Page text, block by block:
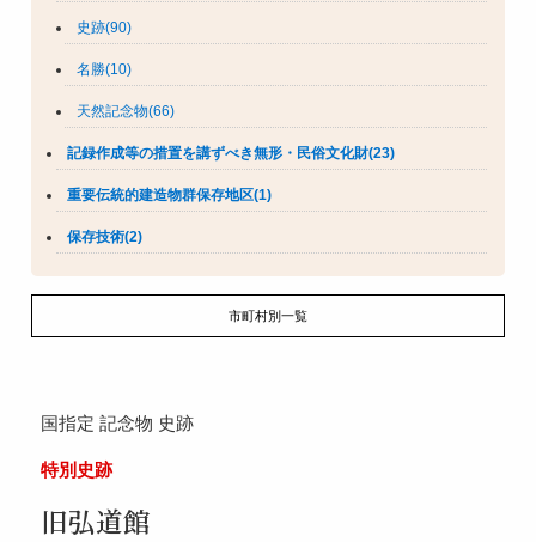
史跡(90)
名勝(10)
天然記念物(66)
記録作成等の措置を講ずべき無形・民俗文化財(23)
重要伝統的建造物群保存地区(1)
保存技術(2)
市町村別一覧
国指定 記念物 史跡
特別史跡
旧弘道館